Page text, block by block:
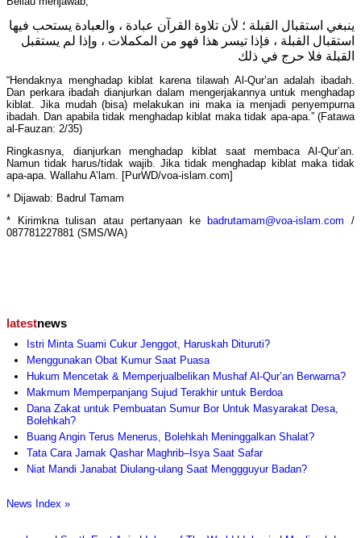
ينبغي استقبال القبلة ؛ لأن تلاوة القرآن عبادة ، والعبادة يستحب فيها
استقبال القبلة ، فإذا تيسر هذا فهو من المكملات ، وإذا لم يستقبل
القبلة فلا حرج في ذلك
“Hendaknya menghadap kiblat karena tilawah Al-Qur’an adalah ibadah.
Dan perkara ibadah dianjurkan dalam mengerjakannya untuk menghadap
kiblat. Jika mudah (bisa) melakukan ini maka ia menjadi penyempurna
ibadah. Dan apabila tidak menghadap kiblat maka tidak apa-apa.” (Fatawa
al-Fauzan: 2/35)
Ringkasnya, dianjurkan menghadap kiblat saat membaca Al-Qur’an.
Namun tidak harus/tidak wajib. Jika tidak menghadap kiblat maka tidak
apa-apa. Wallahu A’lam. [PurWD/voa-islam.com]
* Dijawab: Badrul Tamam
* Kirimkna tulisan atau pertanyaan ke
badrutamam@voa-islam.com /
087781227881 (SMS/WA)
latestnews
Istri Minta Suami Cukur Jenggot, Haruskah Dituruti?
Menggunakan Obat Kumur Saat Puasa
Hukum Mencetak & Memperjualbelikan Mushaf Al-Qur’an Berwarna?
Makmum Memperpanjang Sujud Terakhir untuk Berdoa
Dana Zakat untuk Pembuatan Sumur Bor Untuk Masyarakat Desa,
Bolehkah?
Buang Angin Terus Menerus, Bolehkah Meninggalkan Shalat?
Tata Cara Jamak Qashar Maghrib–Isya Saat Safar
Niat Mandi Janabat Diulang-ulang Saat Menggguyur Badan?
News Index »